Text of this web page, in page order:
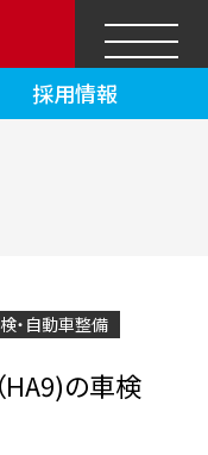
採用情報
・自動車整備
HA9)の車検